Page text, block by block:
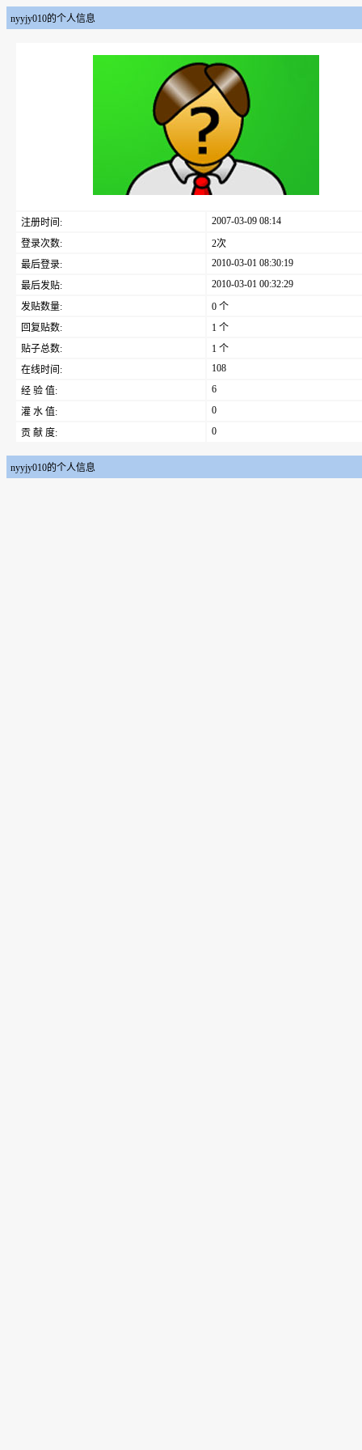
nyyjy010的个人信息
注册时间:
2007-03-09 08:14
登录次数:
2次
最后登录:
2010-03-01 08:30:19
最后发贴:
2010-03-01 00:32:29
发贴数量:
0 个
回复贴数:
1 个
贴子总数:
1 个
在线时间:
108
经 验 值:
6
灌 水 值:
0
贡 献 度:
0
nyyjy010的个人信息